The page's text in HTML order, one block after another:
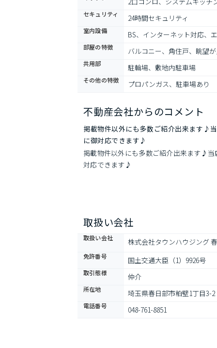
セキュリティ 24時間セキュリティ
室内設備 BS、インターネット対応、
部屋の特徴 バルコニー、角住戸、眺望
共用部 駐輪場、敷地内駐車場
その他の特徴 プロパンガス、駐車場あり
不動産会社からのコメント
掲載物件以外にも多数ご紹介出来ます♪
に御対応できます♪
掲載物件以外にも多数ご紹介出来ます♪当
対応できます♪
取扱い会社
取扱い会社 株式会社タウンハウジング
免許番号 国土交通大臣（1）9926号
取引態様 仲介
所在地 埼玉県春日部市粕壁1丁目3-
電話番号 048-761-8851